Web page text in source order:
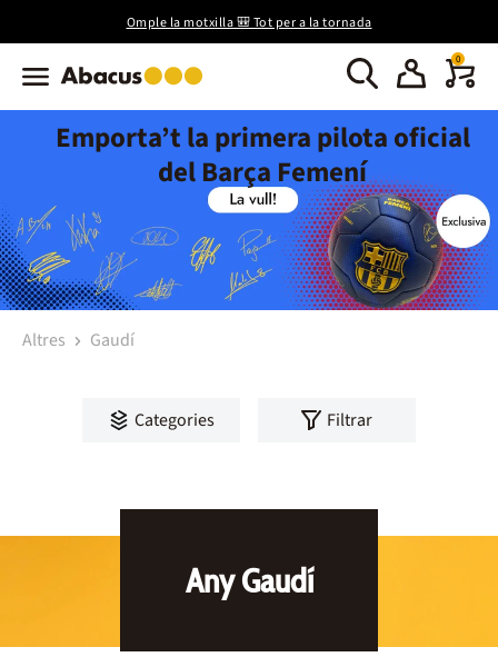
Omple la motxilla 🎒 Tot per a la tornada
0
Emporta’t la primera pilota oficial
del Barça Femení
Altres Gaudí
Categories Filtrar
Any Gaudí